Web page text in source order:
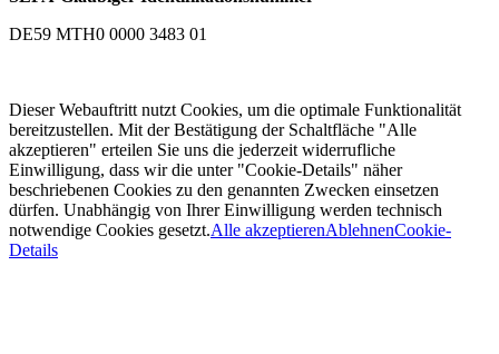
DE59 MTH0 0000 3483 01
Dieser Webauftritt nutzt Cookies, um die optimale Funktionalität
bereitzustellen. Mit der Bestätigung der Schaltfläche "Alle
akzeptieren" erteilen Sie uns die jederzeit widerrufliche
Einwilligung, dass wir die unter "Cookie-Details" näher
beschriebenen Cookies zu den genannten Zwecken einsetzen
dürfen. Unabhängig von Ihrer Einwilligung werden technisch
notwendige Cookies gesetzt.Alle akzeptierenAblehnenCookie-
Details